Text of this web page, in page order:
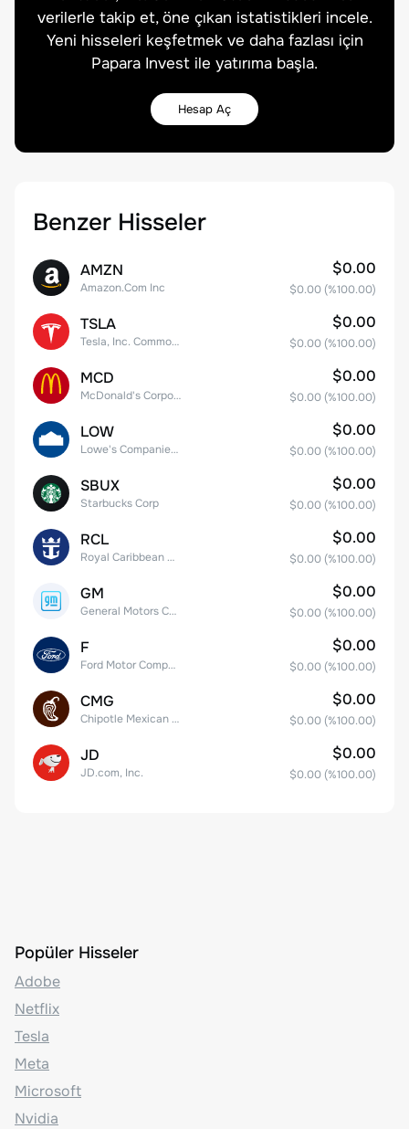
verilerle takip et, öne çıkan istatistikleri incele.
Yeni hisseleri keşfetmek ve daha fazlası için
Papara Invest ile yatırıma başla.
Hesap Aç
Benzer Hisseler
AMZN
Amazon.Com Inc
$0.00
$0.00 (%100.00)
TSLA
Tesla, Inc. Common Stock
$0.00
$0.00 (%100.00)
MCD
McDonald's Corporation
$0.00
$0.00 (%100.00)
LOW
Lowe's Companies Inc.
$0.00
$0.00 (%100.00)
SBUX
Starbucks Corp
$0.00
$0.00 (%100.00)
RCL
Royal Caribbean Group
$0.00
$0.00 (%100.00)
GM
General Motors Company
$0.00
$0.00 (%100.00)
F
Ford Motor Company
$0.00
$0.00 (%100.00)
CMG
Chipotle Mexican Grill, Inc.
$0.00
$0.00 (%100.00)
JD
JD.com, Inc.
$0.00
$0.00 (%100.00)
Popüler Hisseler
Adobe
Netflix
Tesla
Meta
Microsoft
Nvidia